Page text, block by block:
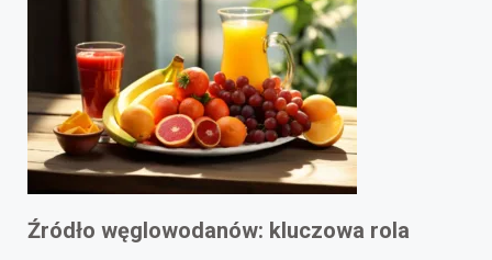
Źródło węglowodanów: kluczowa rola